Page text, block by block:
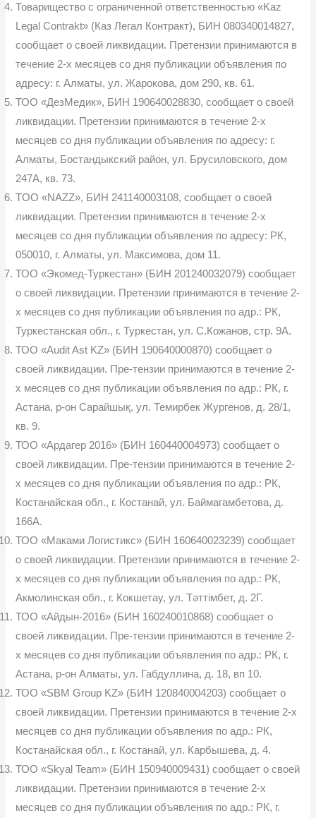
Товарищество с ограниченной ответственностью «Kaz
Legal Contrakt» (Каз Легал Контракт), БИН 080340014827,
сообщает о своей ликвидации. Претензии принимаются в
течение 2-х месяцев со дня публикации объявления по
адресу: г. Алматы, ул. Жарокова, дом 290, кв. 61.
ТОО «ДезМедик», БИН 190640028830, сообщает о своей
ликвидации. Претензии принимаются в течение 2-х
месяцев со дня публикации объявления по адресу: г.
Алматы, Бостандыкский район, ул. Брусиловского, дом
247А, кв. 73.
TOO «NAZZ», БИН 241140003108, сообщает о своей
ликвидации. Претензии принимаются в течение 2-х
месяцев со дня публикации объявления по адресу: РК,
050010, г. Алматы, ул. Максимова, дом 11.
ТОО «Экомед-Туркестан» (БИН 201240032079) сообщает
о своей ликвидации. Претензии принимаются в течение 2-
х месяцев со дня публикации объявления по адр.: РК,
Туркестанская обл., г. Туркестан, ул. С.Кожанов, стр. 9А.
ТОО «Audit Ast KZ» (БИН 190640000870) сообщает о
своей ликвидации. Пре-тензии принимаются в течение 2-
х месяцев со дня публикации объявления по адр.: РК, г.
Астана, р-он Сарайшық, ул. Темирбек Жургенов, д. 28/1,
кв. 9.
ТОО «Ардагер 2016» (БИН 160440004973) сообщает о
своей ликвидации. Пре-тензии принимаются в течение 2-
х месяцев со дня публикации объявления по адр.: РК,
Костанайская обл., г. Костанай, ул. Баймагамбетова, д.
166А.
ТОО «Маками Логистикс» (БИН 160640023239) сообщает
о своей ликвидации. Претензии принимаются в течение 2-
х месяцев со дня публикации объявления по адр.: РК,
Акмолинская обл., г. Кокшетау, ул. Тәттімбет, д. 2Г.
ТОО «Айдын-2016» (БИН 160240010868) сообщает о
своей ликвидации. Пре-тензии принимаются в течение 2-
х месяцев со дня публикации объявления по адр.: РК, г.
Астана, р-он Алматы, ул. Габдуллина, д. 18, вп 10.
ТОО «SBM Group KZ» (БИН 120840004203) сообщает о
своей ликвидации. Претензии принимаются в течение 2-х
месяцев со дня публикации объявления по адр.: РК,
Костанайская обл., г. Костанай, ул. Карбышева, д. 4.
ТОО «Skyal Team» (БИН 150940009431) сообщает о своей
ликвидации. Претензии принимаются в течение 2-х
месяцев со дня публикации объявления по адр.: РК, г.